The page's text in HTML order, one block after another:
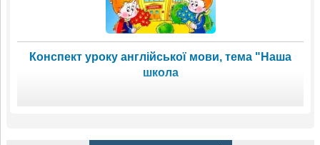
Конспект уроку англійської мови, тема "Наша
школа